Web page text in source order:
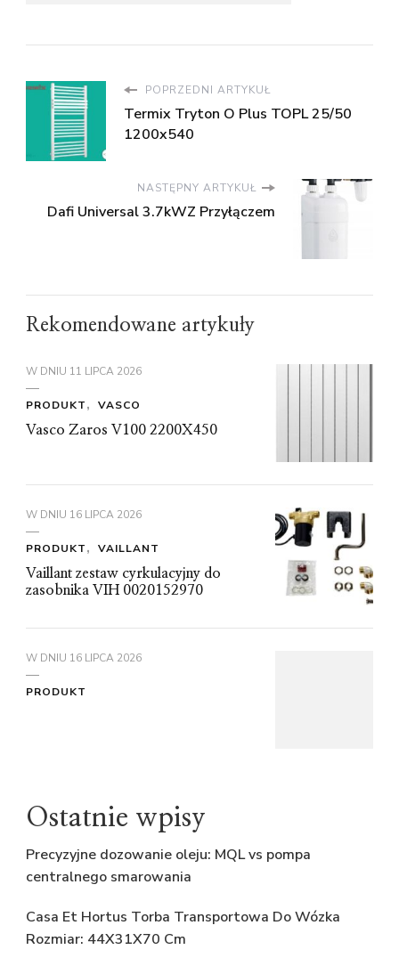
POPRZEDNI ARTYKUŁ
Termix Tryton O Plus TOPL 25/50
1200x540
NASTĘPNY ARTYKUŁ
Dafi Universal 3.7kWZ Przyłączem
Rekomendowane artykuły
W DNIU 11 LIPCA 2026
PRODUKT
VASCO
Vasco Zaros V100 2200X450
W DNIU 16 LIPCA 2026
PRODUKT
VAILLANT
Vaillant zestaw cyrkulacyjny do
zasobnika VIH 0020152970
W DNIU 16 LIPCA 2026
PRODUKT
Ostatnie wpisy
Precyzyjne dozowanie oleju: MQL vs pompa
centralnego smarowania
Casa Et Hortus Torba Transportowa Do Wózka
Rozmiar: 44X31X70 Cm